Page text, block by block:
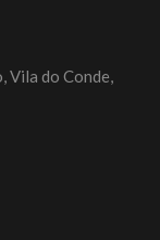
Vila do Conde,